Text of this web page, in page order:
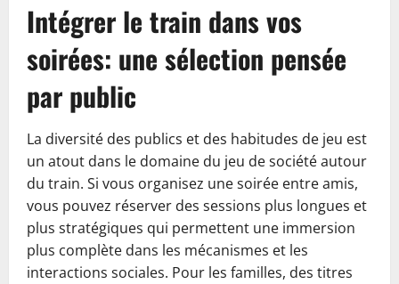
Intégrer le train dans vos
soirées: une sélection pensée
par public
La diversité des publics et des habitudes de jeu est
un atout dans le domaine du jeu de société autour
du train. Si vous organisez une soirée entre amis,
vous pouvez réserver des sessions plus longues et
plus stratégiques qui permettent une immersion
plus complète dans les mécanismes et les
interactions sociales. Pour les familles, des titres